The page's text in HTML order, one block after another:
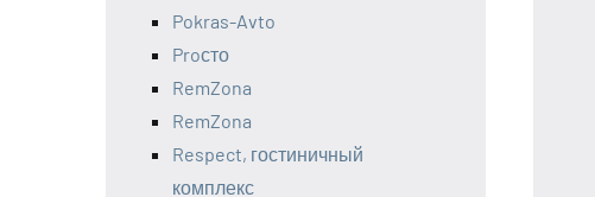
Pokras-Avto
Proсто
RemZona
RemZona
Respect, гостиничный
комплекс